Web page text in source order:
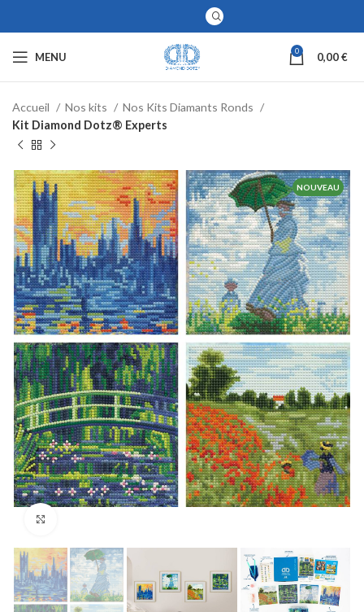
MENU 0 0,00€
Accueil Nos kits
Nos Kits Diamants Ronds
Kit Diamond Dotz® Experts
NOUVEAU